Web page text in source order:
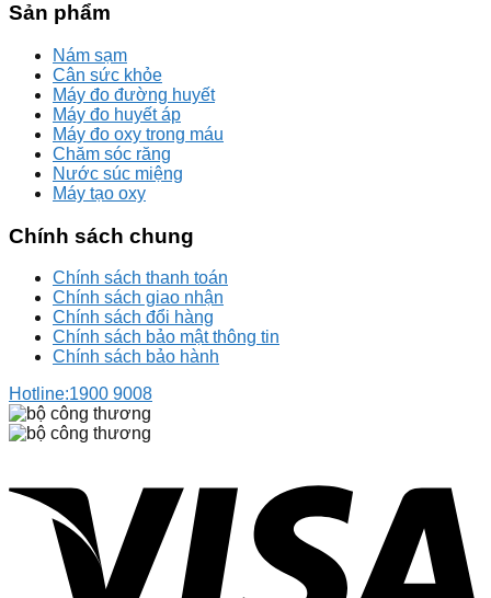
Sản phẩm
Nám sạm
Cân sức khỏe
Máy đo đường huyết
Máy đo huyết áp
Máy đo oxy trong máu
Chăm sóc răng
Nước súc miệng
Máy tạo oxy
Chính sách chung
Chính sách thanh toán
Chính sách giao nhận
Chính sách đổi hàng
Chính sách bảo mật thông tin
Chính sách bảo hành
Hotline:1900 9008